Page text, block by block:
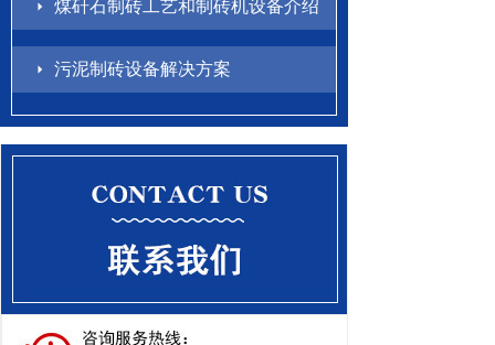
煤矸石制砖工艺和制砖机设备介绍
污泥制砖设备解决方案